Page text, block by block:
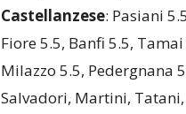
Castellanzese: Pasiani
Fiore 5.5, Banfi 5.5,
Milazzo 5.5, Pedergnana
Salvadori, Martini,